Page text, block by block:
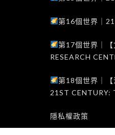
第16個世界｜
第17個世界｜
RESEARCH
第18個世界｜
21ST CENTURY:
隱私權政策